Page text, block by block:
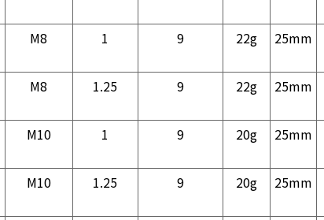
M8 1 9 22g 25mm
M8 1.25 9 22g 25mm
M10 1 9 20g 25mm
M10 1.25 9 20g 25mm